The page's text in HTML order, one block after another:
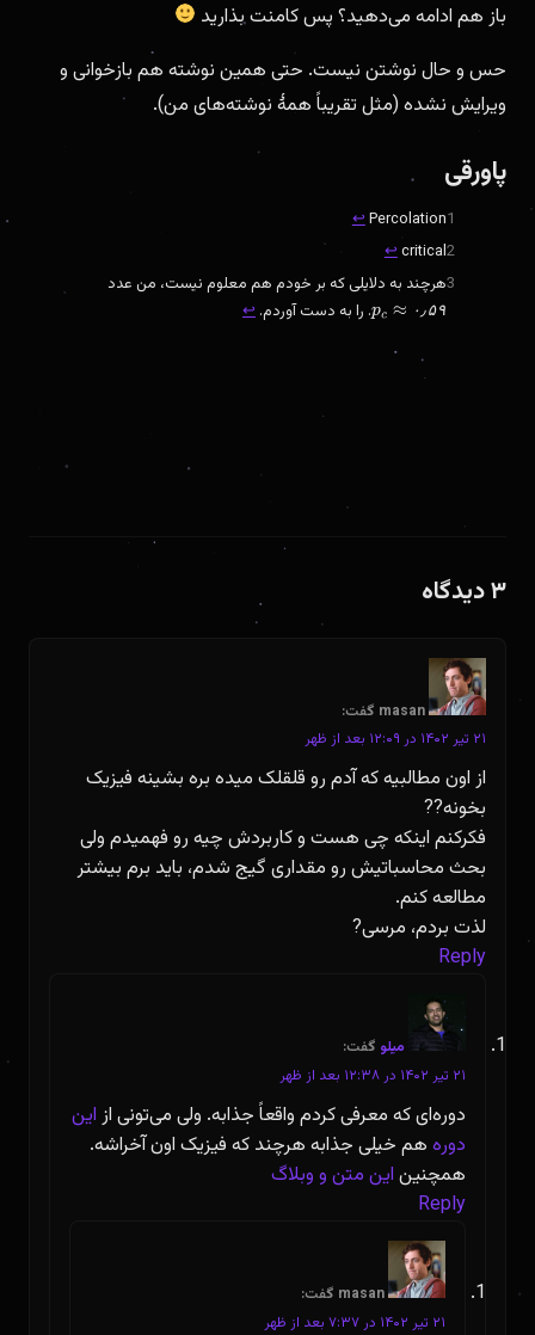
باز هم ادامه می‌دهید؟ پس کامنت بذارید
حس و حال نوشتن نیست. حتی همین نوشته هم بازخوانی و
ویرایش نشده (مثل تقریباً همهٔ نوشته‌های من).
پاورقی
1
Percolation
↩︎
2
critical
↩︎
3هرچند به دلایلی که بر خودم هم معلوم نیست، من عدد
۰ ٫۵۹ pc ≈۰٫ ۵۹ . را به دست آوردم.↩︎
۳ دیدگاه
masan گفت:
۲۱ تیر ۱۴۰۲ در ۱۲:۰۹ بعد از ظهر
از اون مطالبیه که آدم رو قلقلک میده بره بشینه فیزیک
بخونه??
فکرکنم اینکه چی هست و کاربردش چیه رو فهمیدم ولی
بحث محاسباتیش رو مقداری گیج شدم، باید برم بیشتر
مطالعه کنم.
لذت بردم، مرسی?
Reply
میلو گفت:
۲۱ تیر ۱۴۰۲ در ۱۲:۳۸ بعد از ظهر
دوره‌ای که معرفی کردم واقعاً جذابه. ولی می‌تونی از این
دوره هم خیلی جذابه هرچند که فیزیک اون آخراشه.
همچنین این متن و وبلاگ
Reply
masan گفت:
۲۱ تیر ۱۴۰۲ در ۷:۳۷ بعد از ظهر